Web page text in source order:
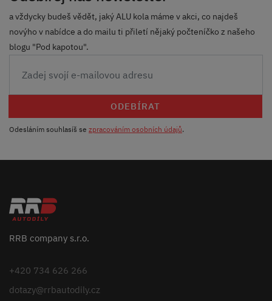
a vždycky budeš vědět, jaký ALU kola máme v akci, co najdeš
novýho v nabídce a do mailu ti přiletí nějaký počteníčko z našeho
blogu "Pod kapotou".
ODEBÍRAT
Odesláním souhlasíš se zpracováním osobních údajů.
RRB company s.r.o.
+420 734 626 266
dotazy@rrbautodily.cz